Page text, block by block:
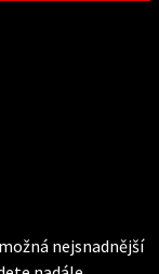
nejsnadnější